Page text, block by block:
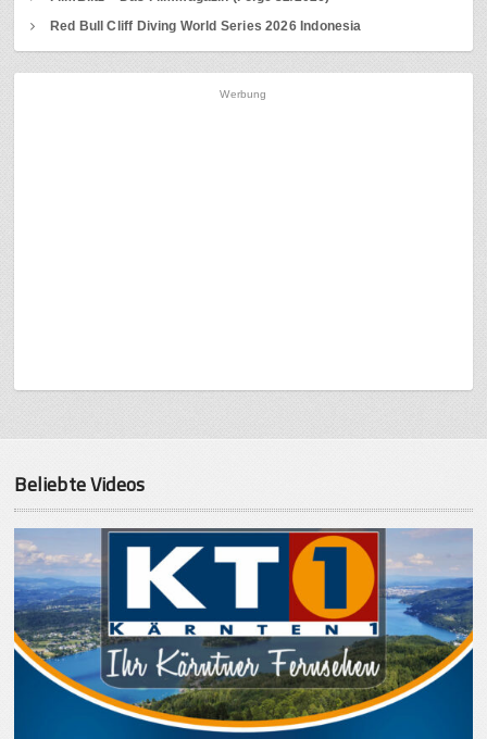
Red Bull Cliff Diving World Series 2026 Indonesia
Werbung
Beliebte Videos